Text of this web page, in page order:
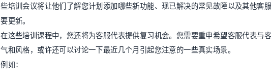
些培训会议将让他们了解您计划添加哪些新功能、现已解决的常见故障以及其他客
要更新。
在这些培训课程中，您还将为客服代表提供复习机会。您需要重申希望客服代表与
气和风格，或许还可以讨论一下最近几个月引起您注意的一些真实场景。
例如：